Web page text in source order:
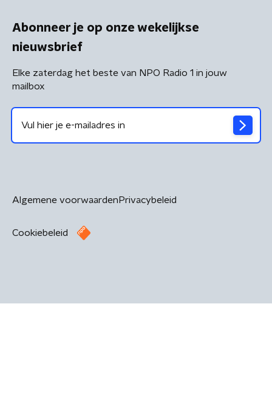
Abonneer je op onze wekelijkse
nieuwsbrief
Elke zaterdag het beste van NPO Radio 1 in jouw
mailbox
Algemene voorwaarden Privacybeleid
Cookiebeleid